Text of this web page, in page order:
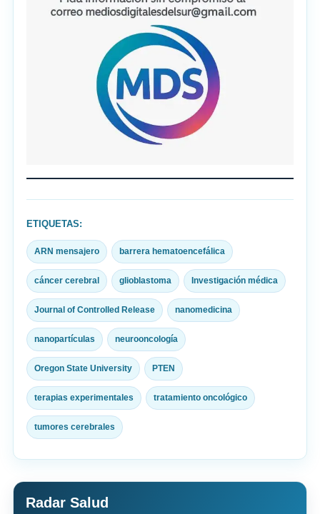
ETIQUETAS:
ARN mensajero barrera hematoencefálica
cáncer cerebral glioblastoma Investigación médica
Journal of Controlled Release nanomedicina
nanopartículas neurooncología
Oregon State University PTEN
terapias experimentales tratamiento oncológico
tumores cerebrales
Radar Salud